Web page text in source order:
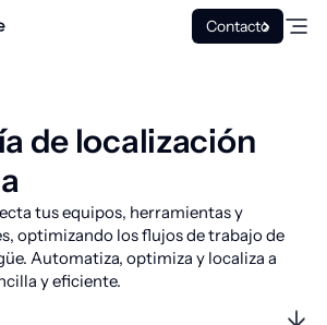
Contacto
de localización
tus equipos, herramientas y
optimizando los flujos de trabajo de
Automatiza, optimiza y localiza a
y eficiente.